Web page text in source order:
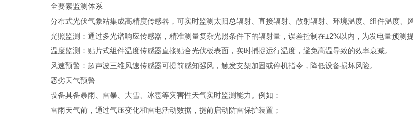
全要素监测体系
分布式光伏气象站集成高精度传感器，可实时监测太阳总辐射、直接辐射、散射辐射、环境温度、组件温度、
光照监测：通过多光谱响应传感器，精准测量复杂光照条件下的辐射量，误差控制在±2%以内，为发电量预测提
温度监测：贴片式组件温度传感器直接贴合光伏板表面，实时捕捉运行温度，避免高温导致的效率衰减。
风速预警：超声波三维风速传感器可提前感知强风，触发支架加固或停机指令，降低设备损坏风险。
恶劣天气预警
设备具备暴雨、雷暴、大雪、冰雹等灾害性天气实时监测能力。例如：
雷雨天气前，通过气压变化和雷电活动数据，提前启动防雷保护装置；